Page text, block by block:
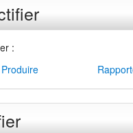
:
Produire